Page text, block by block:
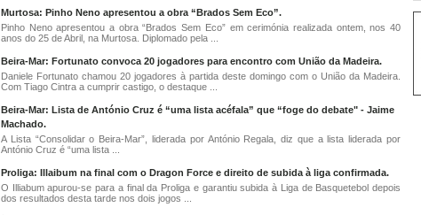
Murtosa: Pinho Neno apresentou a obra “Brados Sem Eco”.
Pinho Neno apresentou a obra “Brados Sem Eco” em cerimónia realizada ontem, nos 40
anos do 25 de Abril, na Murtosa. Diplomado pela ...
Beira-Mar: Fortunato convoca 20 jogadores para encontro com União da Madeira.
Daniele Fortunato chamou 20 jogadores à partida deste domingo com o União da Madeira.
Com Tiago Cintra a cumprir castigo, o destaque ...
Beira-Mar: Lista de António Cruz é “uma lista acéfala” que “foge do debate" - Jaime
Machado.
A Lista “Consolidar o Beira-Mar”, liderada por António Regala, diz que a lista liderada por
António Cruz é “uma lista ...
Proliga: Illaibum na final com o Dragon Force e direito de subida à liga confirmada.
O Illiabum apurou-se para a final da Proliga e garantiu subida à Liga de Basquetebol depois
dos resultados desta tarde nos dois jogos ...